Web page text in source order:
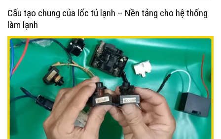
Cấu tạo chung của lốc tủ lạnh – Nền tảng cho hệ thống
làm lạnh